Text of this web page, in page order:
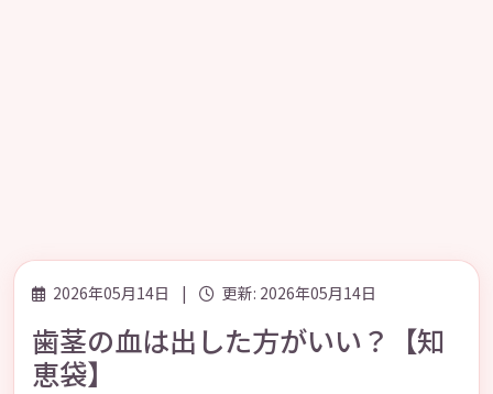
2026年05月14日 | 更新: 2026年05月14日
歯茎の血は出した方がいい？【知
恵袋】